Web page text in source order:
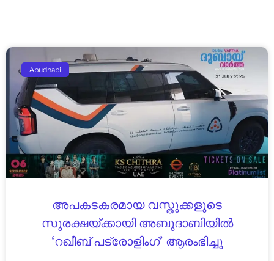
Abudhabi
അപകടകരമായ വസ്തുക്കളുടെ
സുരക്ഷയ്ക്കായി അബുദാബിയിൽ
‘റഖീബ് പട്രോളിംഗ്’ ആരംഭിച്ചു